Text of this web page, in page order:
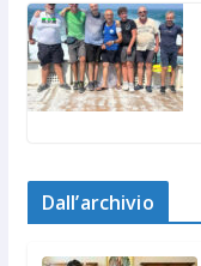
Dall’archivio